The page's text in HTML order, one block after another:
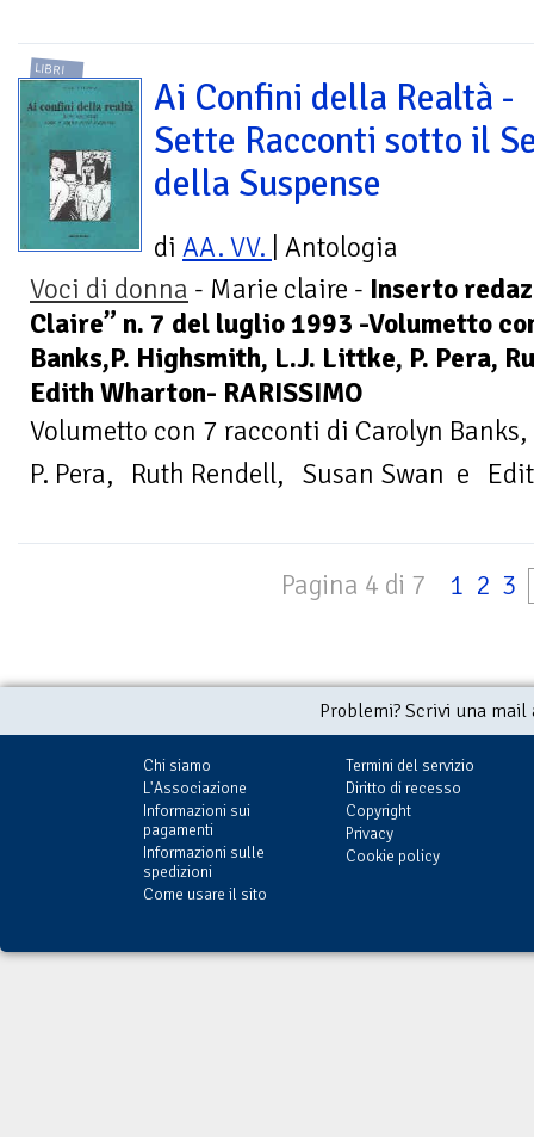
LIBRI
Ai Confini della Realtà -
Sette Racconti sotto il
della Suspense
di AA. VV. | Antologia
Voci di donna - Marie claire - Inserto
Claire” n. 7 del luglio 1993 -Volumetto
Banks,P. Highsmith, L.J. Littke, P. Pera,
Edith Wharton- RARISSIMO
Volumetto con 7 racconti di Carolyn
P. Pera, Ruth Rendell, Susan Swan e
Pagina 4 di 7 1 2 3
Problemi? Scrivi una
Chi siamo
L'Associazione
Informazioni sui
pagamenti
Informazioni sulle
spedizioni
Come usare il sito
Termini del servizio
Diritto di recesso
Copyright
Privacy
Cookie policy